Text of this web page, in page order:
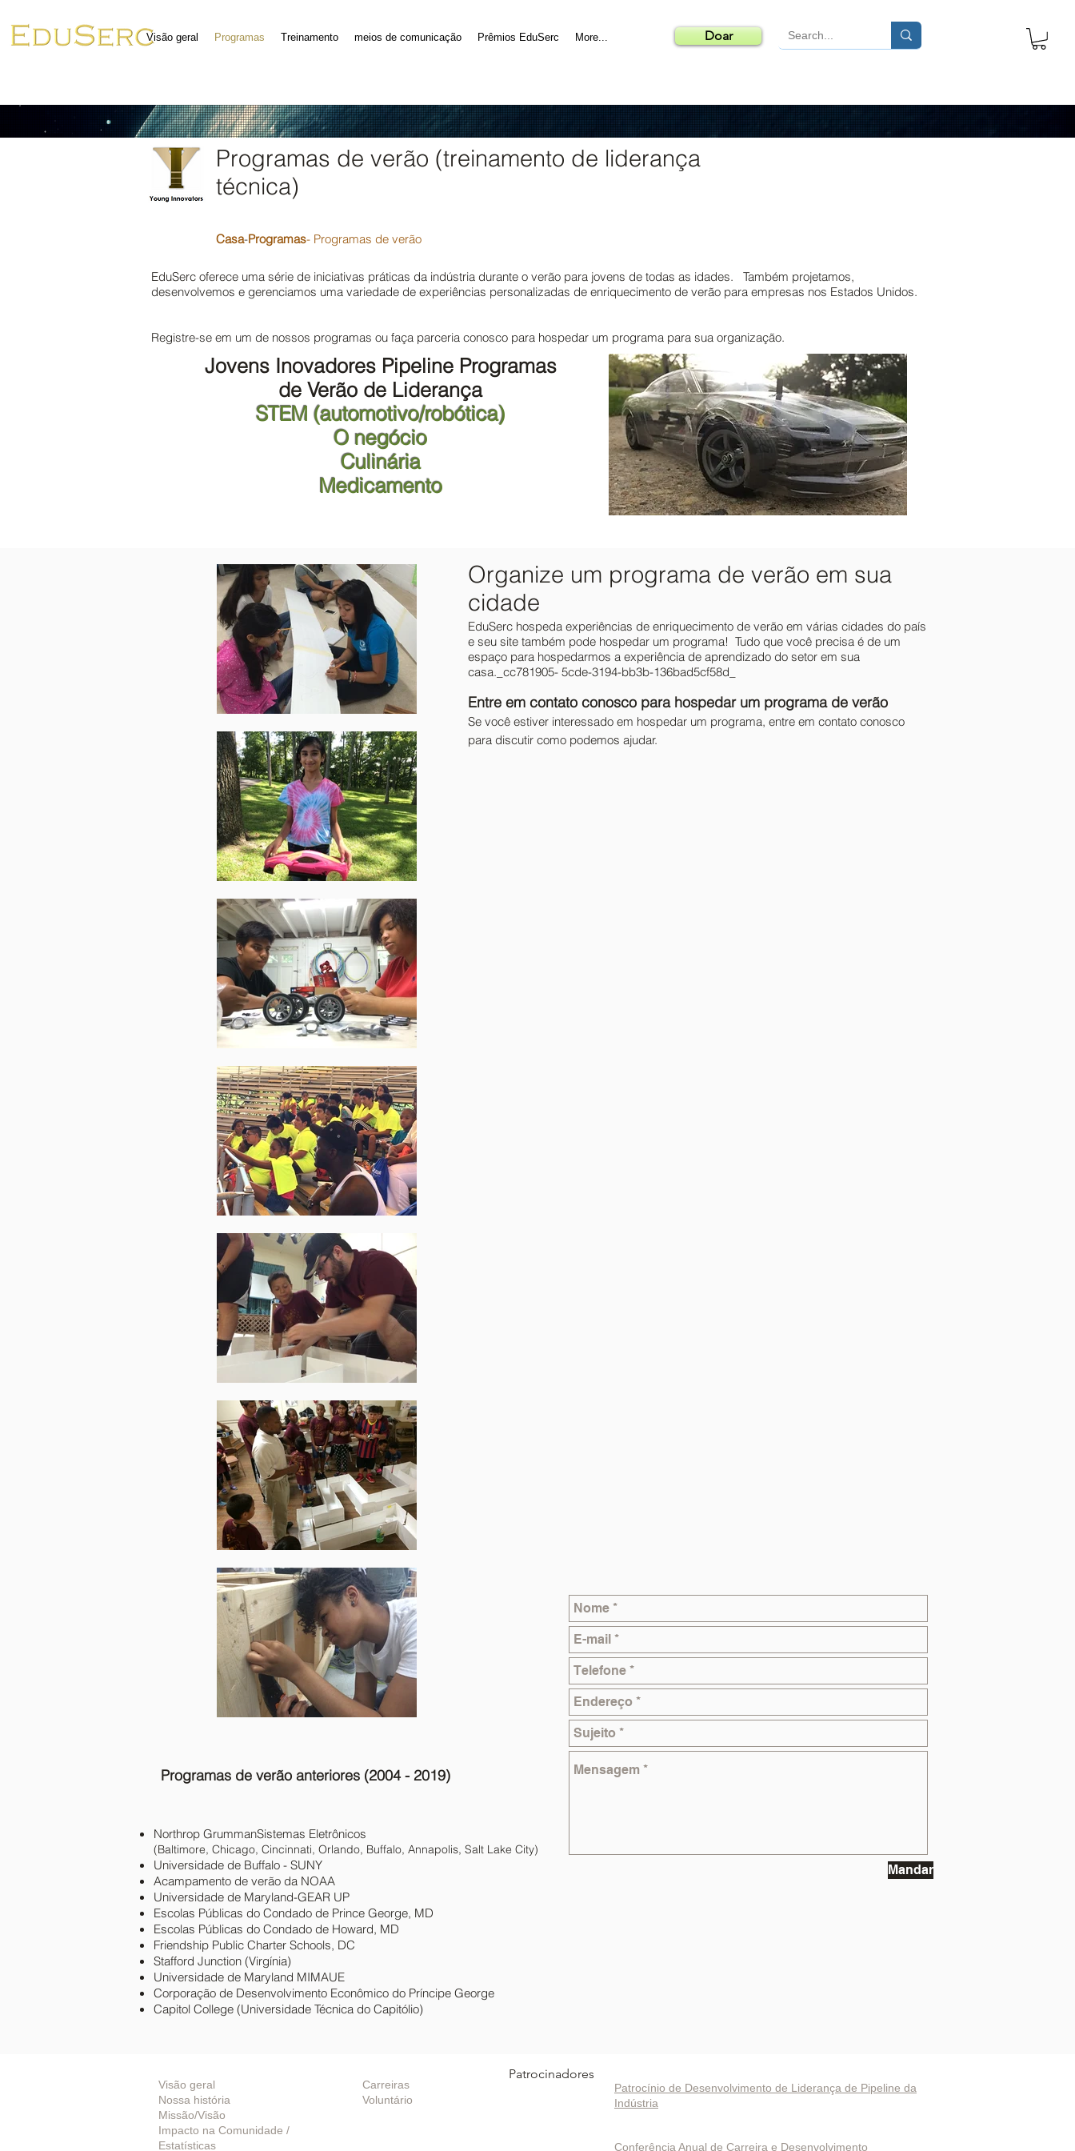
Visão geral Programas Treinamento meios de comunicação Prêmios EduSerc More... Doar
Programas de verão (treinamento de liderança
técnica)
Casa-Programas- Programas de verão
EduSerc oferece uma série de iniciativas práticas da indústria durante o verão para jovens de todas as idades. Também projetamos,
desenvolvemos e gerenciamos uma variedade de experiências personalizadas de enriquecimento de verão para empresas nos Estados Unidos.
Registre-se em um de nossos programas ou faça parceria conosco para hospedar um programa para sua organização.
Jovens Inovadores Pipeline Programas
de Verão de Liderança
STEM (automotivo/robótica)
O negócio
Culinária
Medicamento
Organize um programa de verão em sua
cidade
EduSerc hospeda experiências de enriquecimento de verão em várias cidades do país
e seu site também pode hospedar um programa! Tudo que você precisa é de um
espaço para hospedarmos a experiência de aprendizado do setor em sua
casa._cc781905- 5cde-3194-bb3b-136bad5cf58d_
Entre em contato conosco para hospedar um programa de verão
Se você estiver interessado em hospedar um programa, entre em contato conosco
para discutir como podemos ajudar.
Northrop GrummanSistemas Eletrônicos
(Baltimore, Chicago, Cincinnati, Orlando, Buffalo, Annapolis, Salt Lake City)
Universidade de Buffalo - SUNY
Acampamento de verão da NOAA
Universidade de Maryland-GEAR UP
Escolas Públicas do Condado de Prince George, MD
Escolas Públicas do Condado de Howard, MD
Friendship Public Charter Schools, DC
Stafford Junction (Virgínia)
Universidade de Maryland MIMAUE
Corporação de Desenvolvimento Econômico do Príncipe George
Capitol College (Universidade Técnica do Capitólio)
Programas de verão anteriores (2004 - 2019)
Mandar
Visão geral
Nossa história
Missão/Visão
Impacto na Comunidade /
Estatísticas
Carreiras
Voluntário
Patrocínio de Desenvolvimento de Liderança de Pipeline da
Indústria
Conferência Anual de Carreira e Desenvolvimento
Patrocinadores